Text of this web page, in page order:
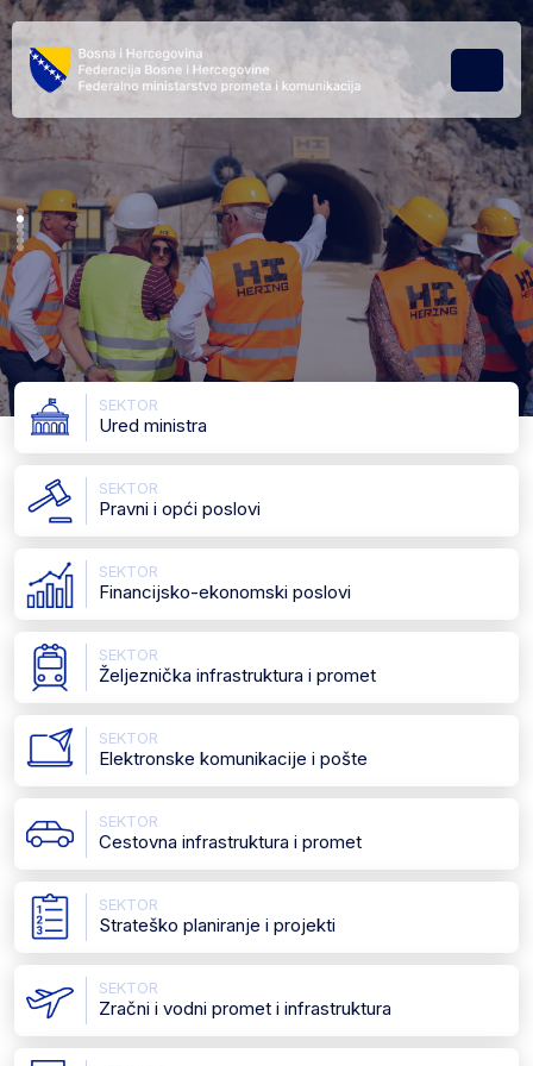
Skip to content
Skip to footer
Menu
SEKTOR
Ured ministra
SEKTOR
Pravni i opći poslovi
SEKTOR
Financijsko-ekonomski poslovi
SEKTOR
Željeznička infrastruktura i promet
SEKTOR
Elektronske komunikacije i pošte
SEKTOR
Cestovna infrastruktura i promet
SEKTOR
Strateško planiranje i projekti
SEKTOR
Zračni i vodni promet i infrastruktura